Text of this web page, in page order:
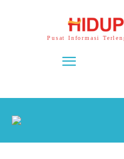
Pusat Informasi